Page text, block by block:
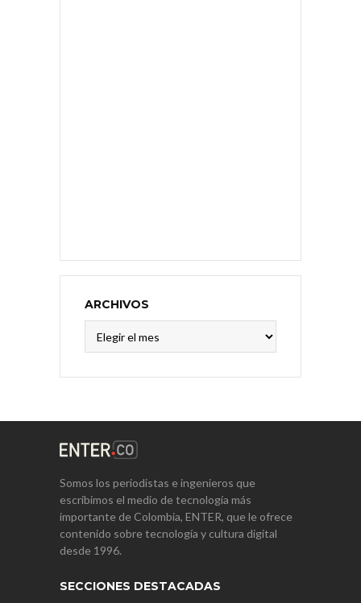
ARCHIVOS
Somos los periodistas e ingenieros que
escribimos el medio de tecnología más
importante de Colombia, ENTER, que le ofrece
contenido sobre tecnología y cultura digital
desde 1996.
SECCIONES DESTACADAS